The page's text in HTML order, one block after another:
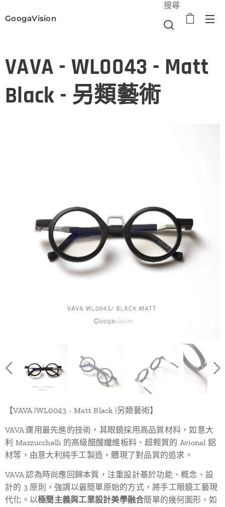
GoogaVision
搜尋
VAVA - WL0043 - Matt
Black - 另類藝術
【VAVA |WL0043 - Matt Black |另類藝術】
VAVA 運用最先進的技術，其眼鏡採用高品質材料，如意大
利 Mazzucchelli 的高級醋酸纖維板料、超輕質的 Avional 鋁
材等，由意大利純手工製造，體現了對品質的追求。
VAVA 認為時尚應回歸本質，注重設計基於功能、概念、設
計的 3 原則，強調以最簡單原始的方式，將手工眼鏡工藝現
代化。以極簡主義與工業設計美學融合簡單的幾何圖形，如